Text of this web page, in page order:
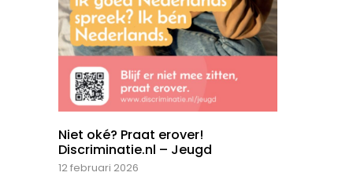
Niet oké? Praat erover!
Discriminatie.nl – Jeugd
12 februari 2026